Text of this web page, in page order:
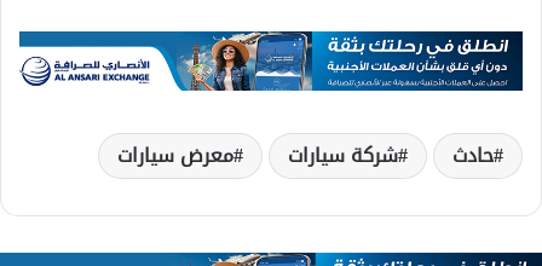
حادث شركة سيارات معرض سيارات